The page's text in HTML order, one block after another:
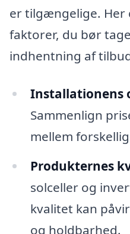
er tilgængelige. Her
faktorer, du bør
indhentning af
Installationens
Sammenlign
mellem
Produkternes
solceller og
kvalitet kan
og holdbarhed.